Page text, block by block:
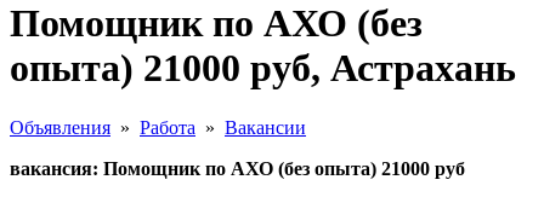
Помощник по АХО (без
опыта) 21000 руб, Астрахань
Объявления » Работа » Вакансии
вакансия: Помощник по АХО (без опыта) 21000 руб